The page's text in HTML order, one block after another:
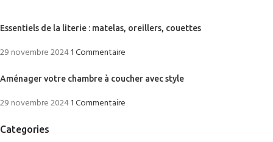
Essentiels de la literie : matelas, oreillers, couettes
29 novembre 20241 Commentaire
Aménager votre chambre à coucher avec style
29 novembre 20241 Commentaire
Categories